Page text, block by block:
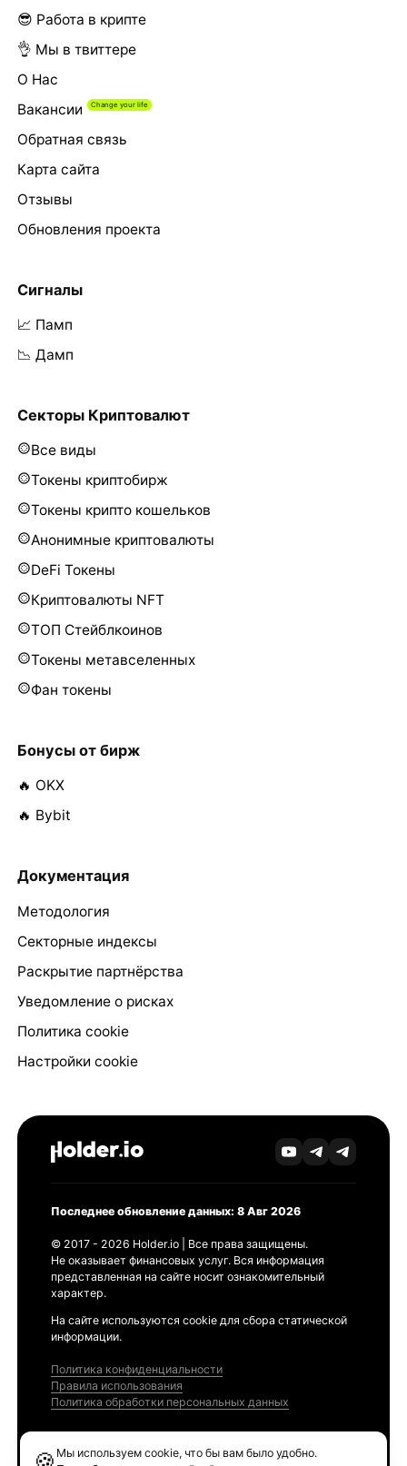
😎 Работа в крипте
👌 Мы в твиттере
О Нас
Вакансии
Обратная связь
Карта сайта
Отзывы
Обновления проекта
Сигналы
📈 Памп
📉 Дамп
Секторы Криптовалют
Все виды
Токены криптобирж
Токены крипто кошельков
Анонимные криптовалюты
DeFi Токены
Криптовалюты NFT
ТОП Стейблкоинов
Токены метавселенных
Фан токены
Бонусы от бирж
🔥 OKX
🔥 Bybit
Документация
Методология
Секторные индексы
Раскрытие партнёрства
Уведомление о рисках
Политика cookie
Настройки cookie
Последнее обновление данных: 8 Авг 2026
© 2017 - 2026 Holder.io | Все права защищены.
Не оказывает финансовых услуг. Вся информация
представленная на сайте носит ознакомительный
характер.
На сайте используются cookie для сбора статической
информации.
Политика конфиденциальности
Правила использования
Политика обработки персональных данных
Мы используем cookie, что бы вам было удобно.